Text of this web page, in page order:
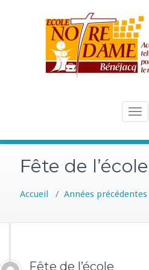
Toggle
Fête de l’école
Accueil / Années précédentes
Fête de l’école